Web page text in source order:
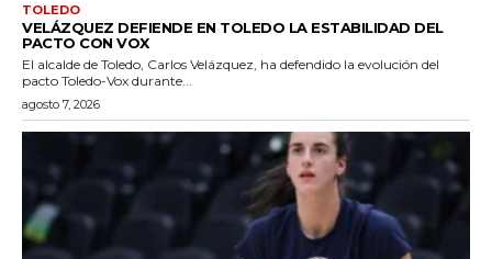
TOLEDO
VELÁZQUEZ DEFIENDE EN TOLEDO LA ESTABILIDAD DEL
PACTO CON VOX
El alcalde de Toledo, Carlos Velázquez, ha defendido la evolución del
pacto Toledo-Vox durante...
agosto 7, 2026